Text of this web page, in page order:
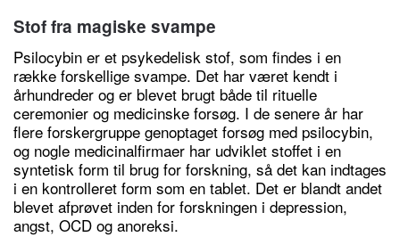
Stof fra magiske svampe
Psilocybin er et psykedelisk stof, som findes i en
række forskellige svampe. Det har været kendt i
århundreder og er blevet brugt både til rituelle
ceremonier og medicinske forsøg. I de senere år har
flere forskergruppe genoptaget forsøg med psilocybin,
og nogle medicinalfirmaer har udviklet stoffet i en
syntetisk form til brug for forskning, så det kan indtages
i en kontrolleret form som en tablet. Det er blandt andet
blevet afprøvet inden for forskningen i depression,
angst, OCD og anoreksi.